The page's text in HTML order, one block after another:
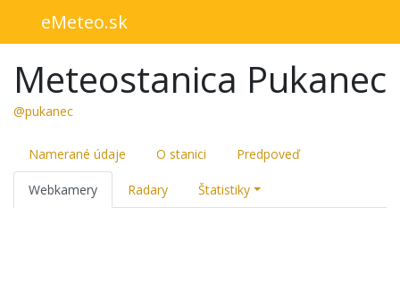
eMeteo.sk
Meteostanica Pukanec
@pukanec
Namerané údaje O stanici Predpoveď
Webkamery Radary Štatistiky